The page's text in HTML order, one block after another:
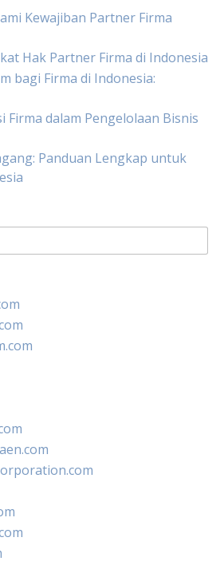
Kewajiban Partner Firma
Hak Partner Firma di Indonesia
bagi Firma di Indonesia:
Firma dalam Pengelolaan Bisnis
Panduan Lengkap untuk